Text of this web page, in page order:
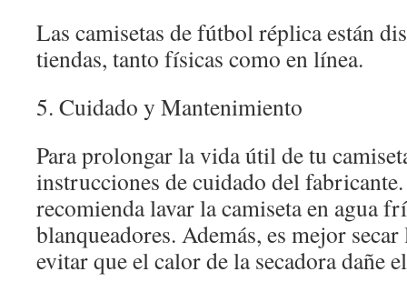
Las camisetas de fútbol réplica están
tiendas, tanto físicas como en línea.
5. Cuidado y Mantenimiento
Para prolongar la vida útil de tu
instrucciones de cuidado del
recomienda lavar la camiseta en agua
blanqueadores. Además, es mejor
evitar que el calor de la secadora dañe